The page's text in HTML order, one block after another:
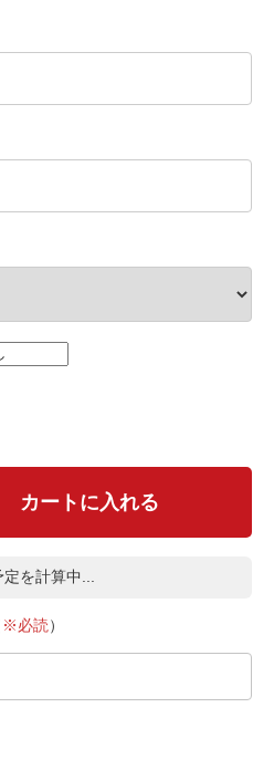
カートに入れる
を計算中...
※必読）